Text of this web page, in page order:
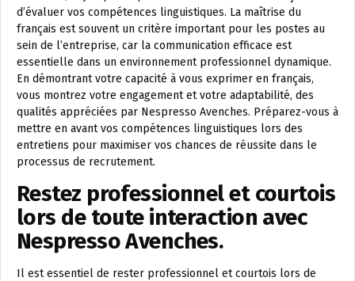
d’évaluer vos compétences linguistiques. La maîtrise du
français est souvent un critère important pour les postes au
sein de l’entreprise, car la communication efficace est
essentielle dans un environnement professionnel dynamique.
En démontrant votre capacité à vous exprimer en français,
vous montrez votre engagement et votre adaptabilité, des
qualités appréciées par Nespresso Avenches. Préparez-vous à
mettre en avant vos compétences linguistiques lors des
entretiens pour maximiser vos chances de réussite dans le
processus de recrutement.
Restez professionnel et courtois
lors de toute interaction avec
Nespresso Avenches.
Il est essentiel de rester professionnel et courtois lors de